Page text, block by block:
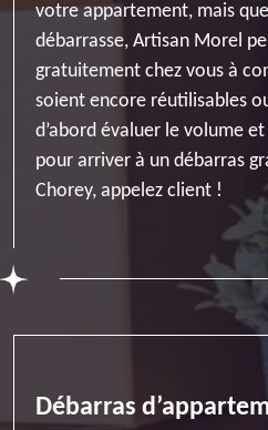
votre appartement, mais
débarrasse, Artisan Morel
gratuitement chez vous à
soient encore réutilisables
d’abord évaluer le volume
pour arriver à un débarras
Chorey, appelez client !
Débarras